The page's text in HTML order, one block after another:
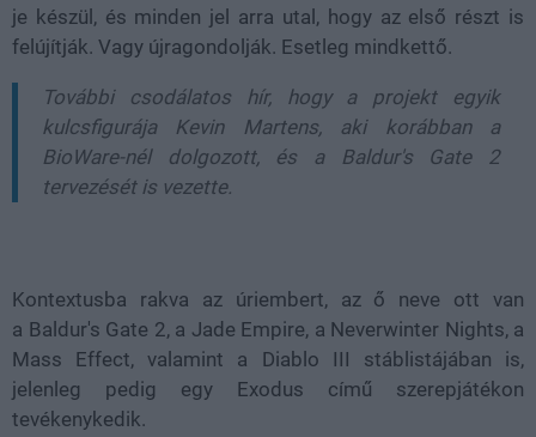
je készül, és minden jel arra utal, hogy az első részt is
felújítják. Vagy újragondolják. Esetleg mindkettő.
További csodálatos hír, hogy a projekt egyik
kulcsfigurája Kevin Martens, aki korábban a
BioWare-nél dolgozott, és a Baldur's Gate 2
tervezését is vezette.
Kontextusba rakva az úriembert, az ő neve ott van
a Baldur's Gate 2, a Jade Empire, a Neverwinter Nights, a
Mass Effect, valamint a Diablo III stáblistájában is,
jelenleg pedig egy Exodus című szerepjátékon
tevékenykedik.